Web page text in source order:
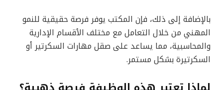
بالإضافة إلى ذلك، فإن المكتب يوفر فرصة حقيقية للنمو
المهني من خلال التعامل مع مختلف الأقسام الإدارية
والمحاسبية، مما يساعد على صقل مهارات السكرتير أو
السكرتيرة بشكل مستمر.